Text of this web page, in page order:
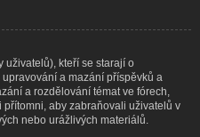
uživatelů), kteří se starají o
a mazání příspěvků a
a rozdělování témat ve fórech,
aby zabraňovali uživatelů v
nebo urážlivých materiálů.